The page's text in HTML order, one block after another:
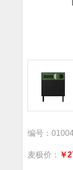
编号：
麦极价： ￥